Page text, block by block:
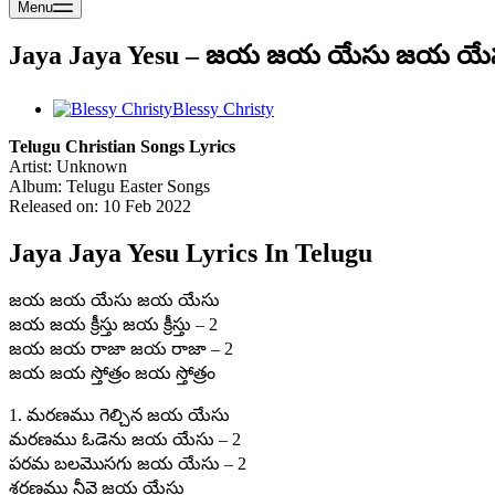
Menu
Jaya Jaya Yesu – జయ జయ యేసు జయ
Blessy Christy
Telugu Christian Songs Lyrics
Artist: Unknown
Album: Telugu Easter Songs
Released on: 10 Feb 2022
Jaya Jaya Yesu Lyrics In Telugu
జయ జయ యేసు జయ యేసు
జయ జయ క్రీస్తు జయ క్రీస్తు – 2
జయ జయ రాజా జయ రాజా – 2
జయ జయ స్తోత్రం జయ స్తోత్రం
1. మరణము గెల్చిన జయ యేసు
మరణము ఓడెను జయ యేసు – 2
పరమ బలమొసగు జయ యేసు – 2
శరణము నీవె జయ యేసు